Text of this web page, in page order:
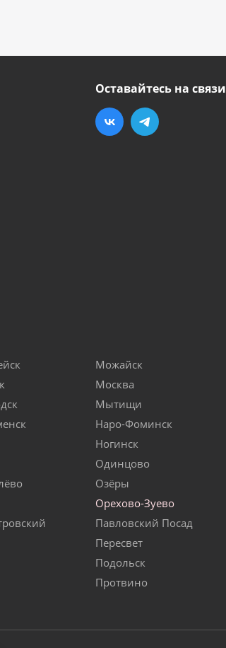
Оставайтесь на связи
Можайск
Москва
Мытищи
Наро-Фоминск
Ногинск
Одинцово
Озёры
Орехово-Зуево
Павловский Посад
Пересвет
Подольск
Протвино